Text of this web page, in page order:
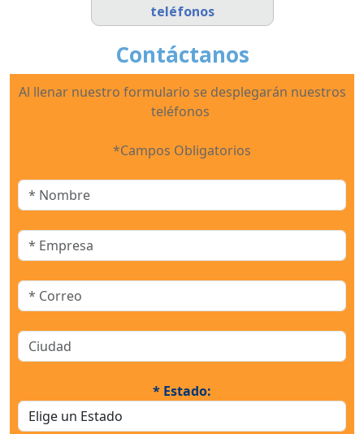
teléfonos
Contáctanos
Al llenar nuestro formulario se desplegarán nuestros
teléfonos
*Campos Obligatorios
* Estado: